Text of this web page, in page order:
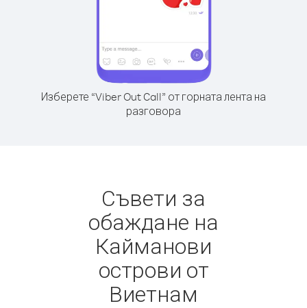
Изберете “Viber Out Call” от горната лента на
разговора
Съвети за
обаждане на
Кайманови
острови от
Виетнам